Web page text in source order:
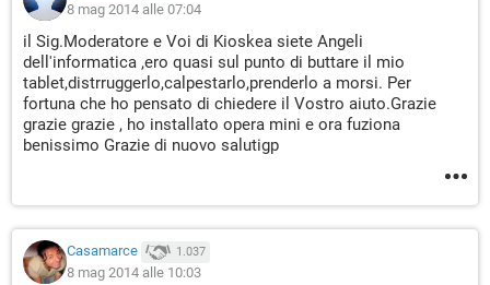
8 mag 2014 alle 07:04
il Sig.Moderatore e Voi di Kioskea siete Angeli
dell'informatica ,ero quasi sul punto di buttare il mio
tablet,distrruggerlo,calpestarlo,prenderlo a morsi. Per
fortuna che ho pensato di chiedere il Vostro aiuto.Grazie
grazie grazie , ho installato opera mini e ora fuziona
benissimo Grazie di nuovo salutigp
Casamarce 1.037
8 mag 2014 alle 10:03